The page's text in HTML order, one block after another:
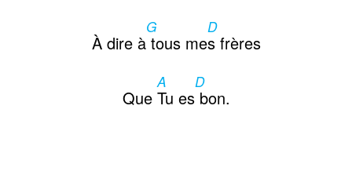
À dire à
G
tous me
D
s frères
Que
A
Tu es
D
bon.